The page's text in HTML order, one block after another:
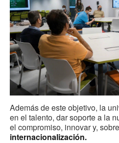
Además de este objetivo, la
en el talento, dar soporte a la
el compromiso, innovar y,
internacionalización.